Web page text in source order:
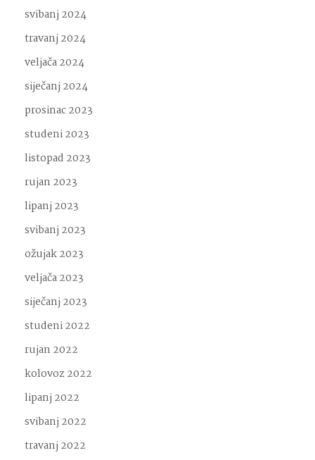
svibanj 2024
travanj 2024
veljača 2024
siječanj 2024
prosinac 2023
studeni 2023
listopad 2023
rujan 2023
lipanj 2023
svibanj 2023
ožujak 2023
veljača 2023
siječanj 2023
studeni 2022
rujan 2022
kolovoz 2022
lipanj 2022
svibanj 2022
travanj 2022